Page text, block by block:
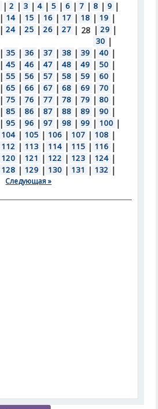
| 2 | 3 | 4 | 5 | 6 | 7 | 8 | 9 |
| 14 | 15 | 16 | 17 | 18 | 19 |
| 24 | 25 | 26 | 27 | 28 | 29 |
30 |
| 35 | 36 | 37 | 38 | 39 | 40 |
| 45 | 46 | 47 | 48 | 49 | 50 |
| 55 | 56 | 57 | 58 | 59 | 60 |
| 65 | 66 | 67 | 68 | 69 | 70 |
| 75 | 76 | 77 | 78 | 79 | 80 |
| 85 | 86 | 87 | 88 | 89 | 90 |
| 95 | 96 | 97 | 98 | 99 | 100 |
104 | 105 | 106 | 107 | 108 |
112 | 113 | 114 | 115 | 116 |
120 | 121 | 122 | 123 | 124 |
128 | 129 | 130 | 131 | 132 |
Следующая »